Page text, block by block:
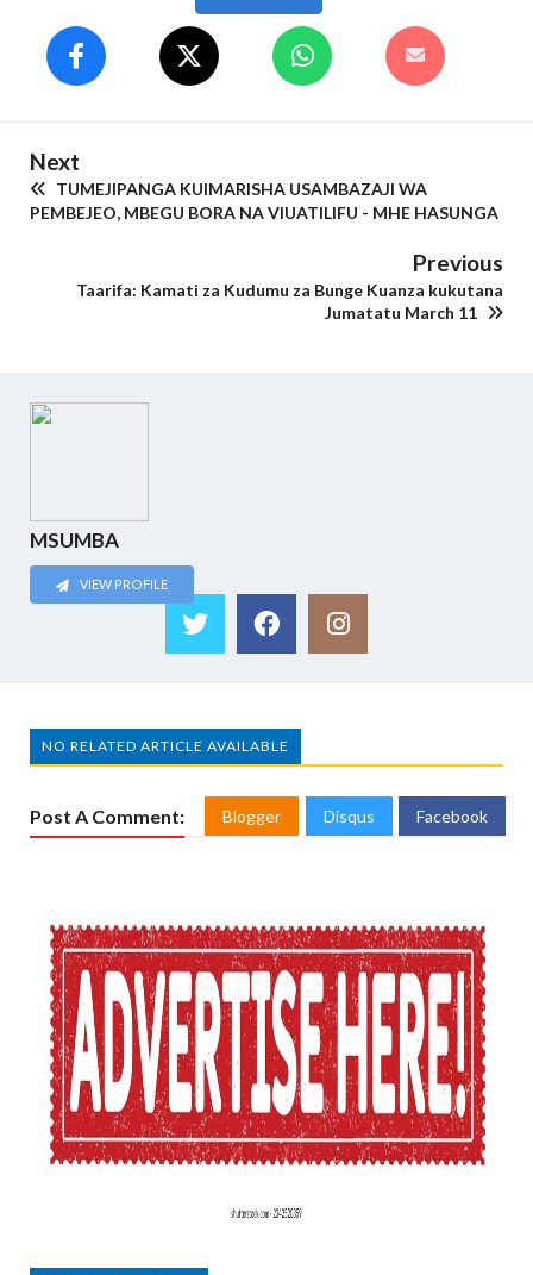
Next
TUMEJIPANGA KUIMARISHA USAMBAZAJI WA
PEMBEJEO, MBEGU BORA NA VIUATILIFU - MHE HASUNGA
Previous
Taarifa: Kamati za Kudumu za Bunge Kuanza kukutana
Jumatatu March 11
MSUMBA
VIEW PROFILE
NO RELATED ARTICLE AVAILABLE
Post A Comment: Blogger Disqus Facebook